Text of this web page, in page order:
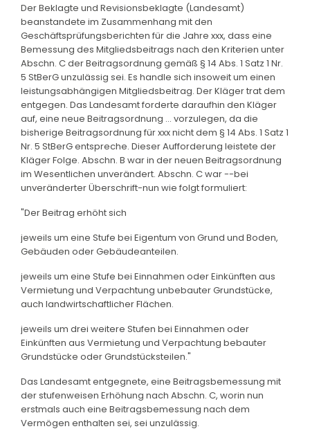
Der Beklagte und Revisionsbeklagte (Landesamt)
beanstandete im Zusammenhang mit den
Geschäftsprüfungsberichten für die Jahre xxx, dass eine
Bemessung des Mitgliedsbeitrags nach den Kriterien unter
Abschn. C der Beitragsordnung gemäß § 14 Abs. 1 Satz 1 Nr.
5 StBerG unzulässig sei. Es handle sich insoweit um einen
leistungsabhängigen Mitgliedsbeitrag. Der Kläger trat dem
entgegen. Das Landesamt forderte daraufhin den Kläger
auf, eine neue Beitragsordnung ... vorzulegen, da die
bisherige Beitragsordnung für xxx nicht dem § 14 Abs. 1 Satz 1
Nr. 5 StBerG entspreche. Dieser Aufforderung leistete der
Kläger Folge. Abschn. B war in der neuen Beitragsordnung
im Wesentlichen unverändert. Abschn. C war --bei
unveränderter Überschrift-nun wie folgt formuliert:
"Der Beitrag erhöht sich
jeweils um eine Stufe bei Eigentum von Grund und Boden,
Gebäuden oder Gebäudeanteilen.
jeweils um eine Stufe bei Einnahmen oder Einkünften aus
Vermietung und Verpachtung unbebauter Grundstücke,
auch landwirtschaftlicher Flächen.
jeweils um drei weitere Stufen bei Einnahmen oder
Einkünften aus Vermietung und Verpachtung bebauter
Grundstücke oder Grundstücksteilen."
Das Landesamt entgegnete, eine Beitragsbemessung mit
der stufenweisen Erhöhung nach Abschn. C, worin nun
erstmals auch eine Beitragsbemessung nach dem
Vermögen enthalten sei, sei unzulässig.